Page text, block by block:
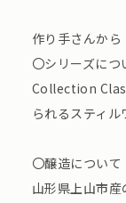
作り手さんから
〇シリーズにつ
Collection
られるスティル
〇醸造について
山形県上山市